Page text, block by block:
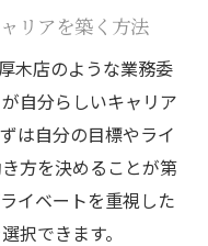
リアを築く方法
木店のような業務委
自分らしいキャリア
は自分の目標やライ
方を決めることが第
イベートを重視した
択できます。